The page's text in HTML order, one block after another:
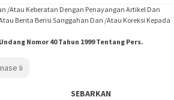
/Atau Keberatan Dengan Penayangan Artikel Dan
Berita Berisi Sanggahan Dan /Atau Koreksi Kepada
Nomor 40 Tahun 1999 Tentang Pers.
Ii
SEBARKAN